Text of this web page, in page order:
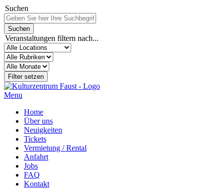
Suchen
Veranstaltungen filtern nach...
Menu
Home
Über uns
Neuigkeiten
Tickets
Vermietung / Rental
Anfahrt
Jobs
FAQ
Kontakt